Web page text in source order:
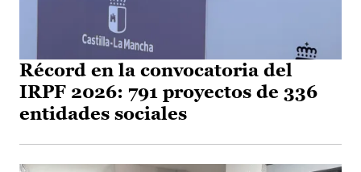
Récord en la convocatoria del
IRPF 2026: 791 proyectos de 336
entidades sociales